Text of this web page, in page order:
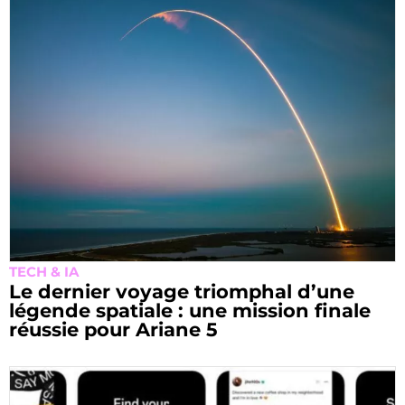
TECH & IA
Le dernier voyage triomphal d’une
légende spatiale : une mission finale
réussie pour Ariane 5